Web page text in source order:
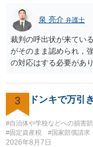
泉 亮介 弁護士
裁判の呼出状が来てい
がそのまま認められ，
の対応はする必要があ
ととなるかと思われま
る弁護士に面談の予約
う。
3 ドンキで万引
#自治体や学校などへの損害
#固定資産税
#国家賠償請求
2026年8月7日